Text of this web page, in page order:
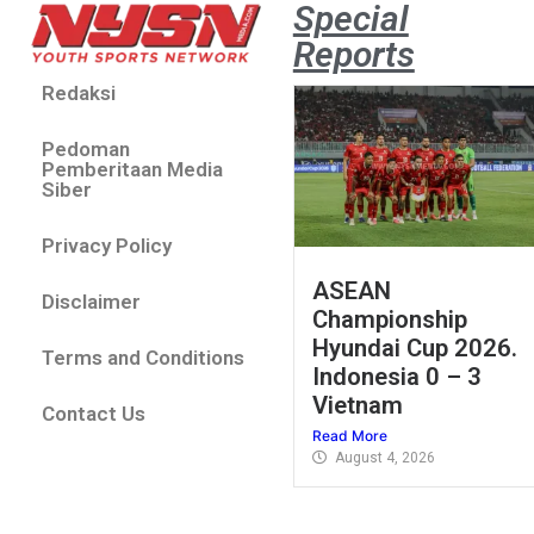
Redaksi
Pedoman
Pemberitaan Media
Siber
Privacy Policy
Disclaimer
Terms and Conditions
Contact Us
Special
Reports
ASEAN
Championship
Hyundai Cup 2026.
Indonesia 0 – 3
Vietnam
Read More
August 4, 2026